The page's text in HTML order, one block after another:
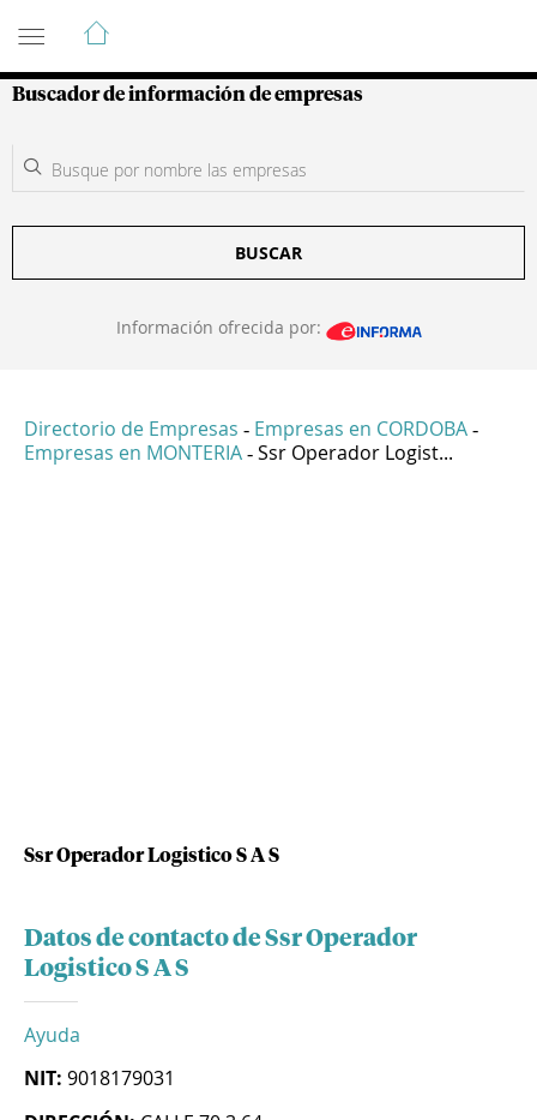
Guía de Empresas Colombianas
Buscador de información de empresas
BUSCAR
Información ofrecida por:
Directorio de Empresas - Empresas en CORDOBA -
Empresas en MONTERIA - Ssr Operador Logist...
Ssr Operador Logistico S A S
Datos de contacto de Ssr Operador
Logistico S A S
Ayuda
NIT: 9018179031